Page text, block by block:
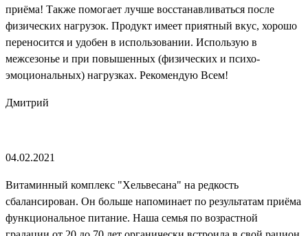
приёма! Также помогает лучше восстанавливаться после
физических нагрузок. Продукт имеет приятный вкус, хорошо
переносится и удобен в использовании. Использую в
межсезонье и при повышенных (физических и психо-
эмоциональных) нагрузках. Рекомендую Всем!
Дмитрий
04.02.2021
Витаминный комплекс "Хельвесана" на редкость
сбалансирован. Он больше напоминает по результатам приёма
функциональное питание. Наша семья по возрастной